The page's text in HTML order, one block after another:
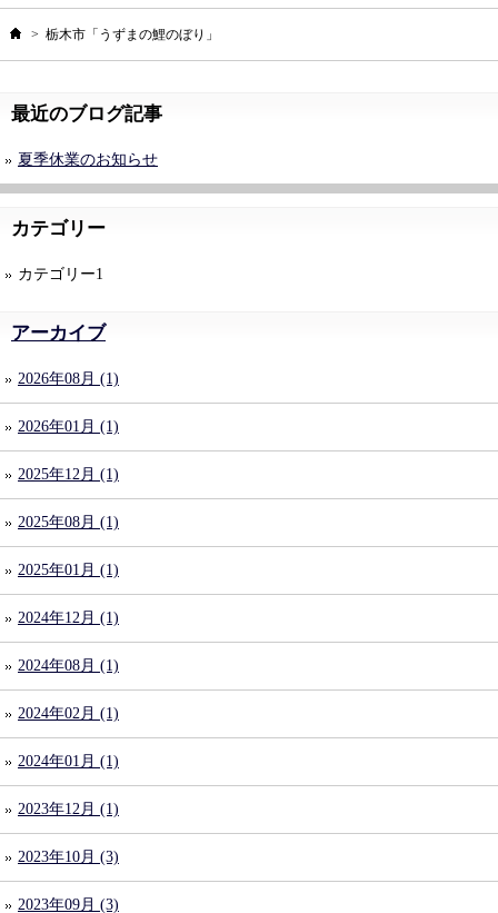
ホーム
> 栃木市「うずまの鯉のぼり」
最近のブログ記事
夏季休業のお知らせ
カテゴリー
カテゴリー1
アーカイブ
2026年08月 (1)
2026年01月 (1)
2025年12月 (1)
2025年08月 (1)
2025年01月 (1)
2024年12月 (1)
2024年08月 (1)
2024年02月 (1)
2024年01月 (1)
2023年12月 (1)
2023年10月 (3)
2023年09月 (3)